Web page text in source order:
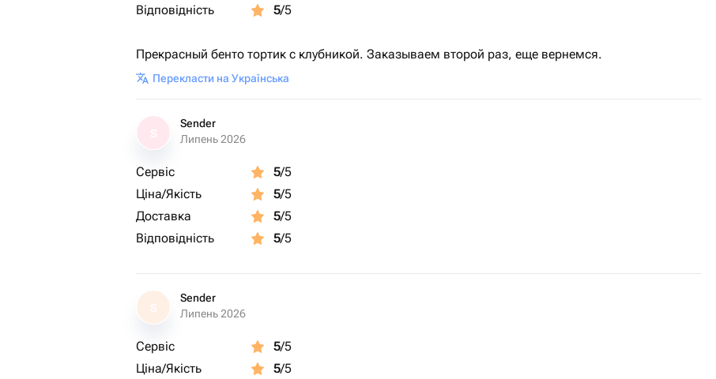
Відповідність
5/5
Прекрасный бенто тортик с клубникой. Заказываем второй раз, еще вернемся.
Перекласти на Українська
Sender
Липень 2026
Сервіс 5/5
Ціна/Якість
5/5
Доставка
5/5
Відповідність
5/5
S
Sender
Липень 2026
Сервіс 5/5
Ціна/Якість
5/5